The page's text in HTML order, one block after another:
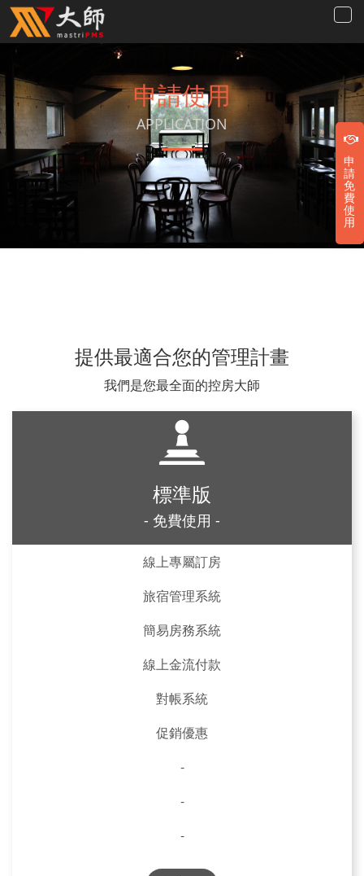
申
請
免
費
使
用
申請使用
APPLICATION
提供最適合您的管理計畫
我們是您最全面的控房大師
標準版
- 免費使用 -
線上專屬訂房
旅宿管理系統
簡易房務系統
線上金流付款
對帳系統
促銷優惠
-
-
-